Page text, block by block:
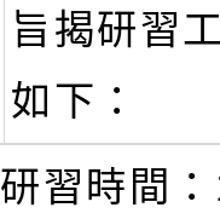
旨揭研習
如下：
研習時間